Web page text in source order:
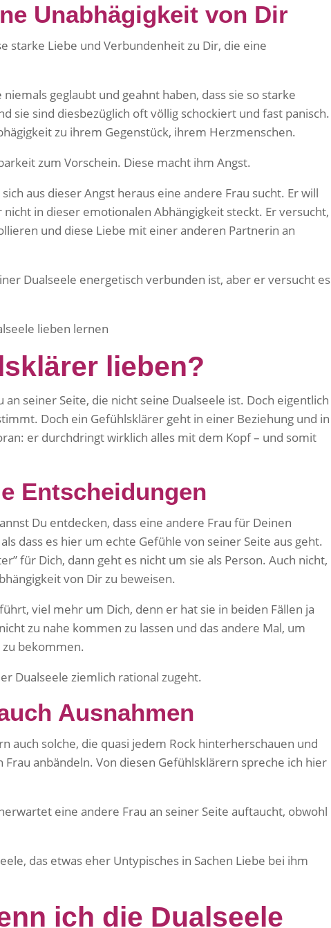
Unabhägigkeit von Dir
starke Liebe und Verbundenheit zu Dir, die eine
geglaubt und geahnt haben, dass sie so starke
sie sind diesbezüglich oft völlig schockiert und fast panisch.
zu ihrem Gegenstück, ihrem Herzmenschen.
zum Vorschein. Diese macht ihm Angst.
aus dieser Angst heraus eine andere Frau sucht. Er will
in dieser emotionalen Abhängigkeit steckt. Er versucht,
und diese Liebe mit einer anderen Partnerin an
Dualseele energetisch verbunden ist, aber er versucht es
lieben?
seiner Seite, die nicht seine Dualseele ist. Doch eigentlich
Doch ein Gefühlsklärer geht in einer Beziehung und in
er durchdringt wirklich alles mit dem Kopf – und somit
Entscheidungen
Du entdecken, dass eine andere Frau für Deinen
dass es hier um echte Gefühle von seiner Seite aus geht.
für Dich, dann geht es nicht um sie als Person. Auch nicht,
von Dir zu beweisen.
viel mehr um Dich, denn er hat sie in beiden Fällen ja
zu nahe kommen zu lassen und das andere Mal, um
zu bekommen.
Dualseele ziemlich rational zugeht.
Ausnahmen
auch solche, die quasi jedem Rock hinterherschauen und
anbändeln. Von diesen Gefühlsklärern spreche ich hier
eine andere Frau an seiner Seite auftaucht, obwohl
das etwas eher Untypisches in Sachen Liebe bei ihm
ich die Dualseele